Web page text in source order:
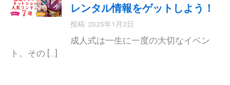
レンタル情報をゲットしよう！
投稿: 2025年1月2日
成人式は一生に一度の大切なイベン
ト。その […]